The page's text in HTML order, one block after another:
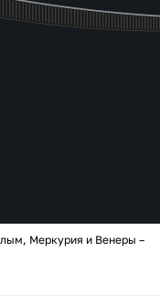
Меркурия и Венеры –